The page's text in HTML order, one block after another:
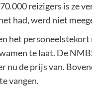
reizigers is ze
had, werd niet
het personeelstekort
te laat. De
nu de prijs van.
vangen.